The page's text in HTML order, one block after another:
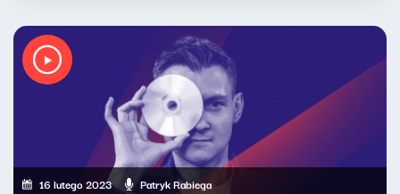
16 lutego 2023 Patryk Rabiega